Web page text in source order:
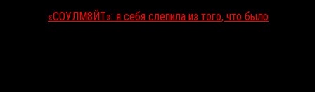
«СОУЛМ8ЙТ»: я себя слепила из того, что было